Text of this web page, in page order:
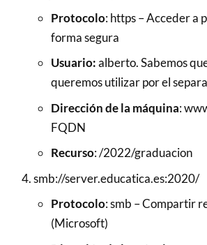
Protocolo: https – Acceder a
forma segura
Usuario:alberto. Sabemos
queremos utilizar por el
Dirección de la máquina:
FQDN
Recurso: /2022/graduacion
smb://server.educatica.es:2020/
Protocolo: smb – Compartir
(Microsoft)